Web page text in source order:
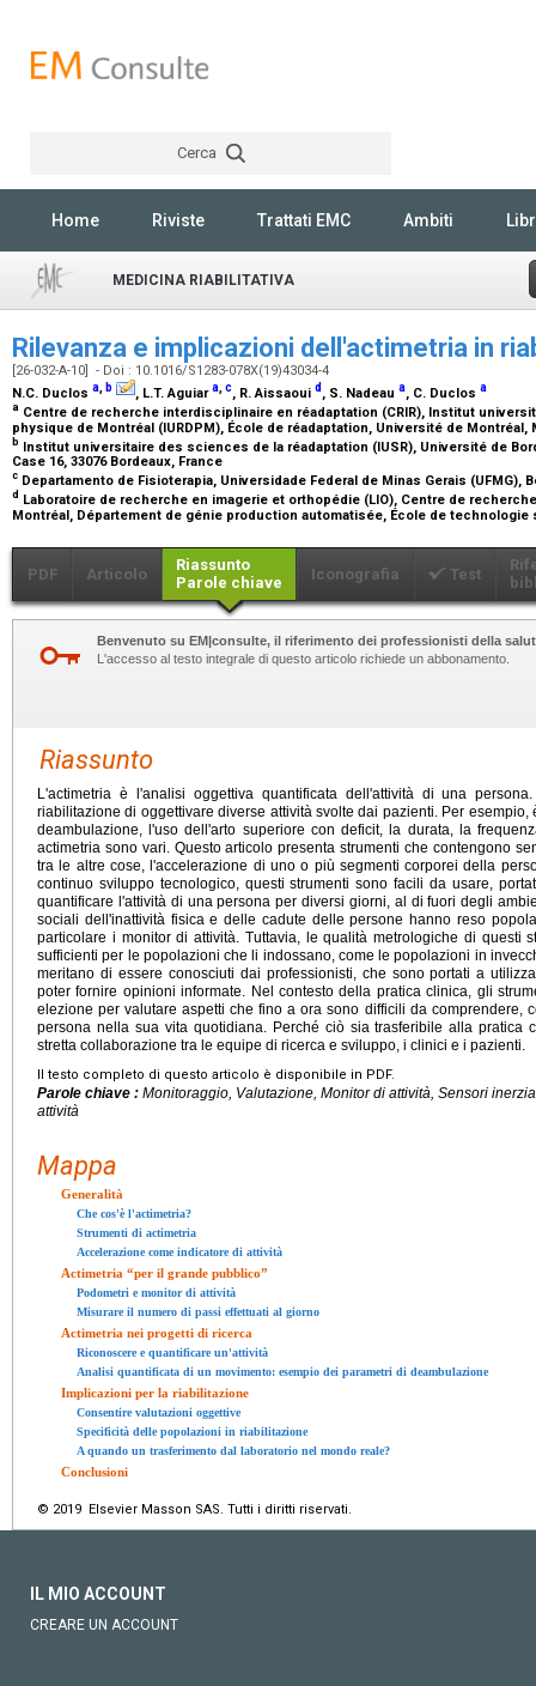
Cerca
Home Riviste Trattati EMC Ambiti
MEDICINA RIABILITATIVA
Rilevanza e implicazioni dell'actimetria in
[26-032-A-10] - Doi : 10.1016/S1283-078X(19)43034-4
N.C. Duclos a, b , L.T. Aguiara,c, R. Aissaoui d , S. Nadeau a, C. Duclos a
a Centre de recherche interdisciplinaire en réadaptation (CRIR), Institut
physique de Montréal (IURDPM), École de réadaptation, Université de Montréal,
b Institut universitaire des sciences de la réadaptation (IUSR), Université de
Case 16, 33076 Bordeaux, France
c Departamento de Fisioterapia, Universidade Federal de Minas Gerais (UFMG),
d Laboratoire de recherche en imagerie et orthopédie (LIO), Centre de
Montréal, Département de génie production automatisée, École de technologie
PDF Articolo
Riassunto
Parole chiave
Iconografia Test
Benvenuto su EM|consulte, il riferimento dei professionisti della
L'accesso al testo integrale di questo articolo richiede un abbonamento.
Riassunto
L'actimetria è l'analisi oggettiva quantificata dell'attività di una
riabilitazione di oggettivare diverse attività svolte dai pazienti. Per
deambulazione, l'uso dell'arto superiore con deficit, la durata, la
actimetria sono vari. Questo articolo presenta strumenti che contengono
tra le altre cose, l'accelerazione di uno o più segmenti corporei della
continuo sviluppo tecnologico, questi strumenti sono facili da usare,
quantificare l'attività di una persona per diversi giorni, al di fuori degli
sociali dell'inattività fisica e delle cadute delle persone hanno reso
particolare i monitor di attività. Tuttavia, le qualità metrologiche di questi
sufficienti per le popolazioni che li indossano, come le popolazioni in
meritano di essere conosciuti dai professionisti, che sono portati a
poter fornire opinioni informate. Nel contesto della pratica clinica, gli
elezione per valutare aspetti che fino a ora sono difficili da comprendere,
persona nella sua vita quotidiana. Perché ciò sia trasferibile alla pratica
stretta collaborazione tra le equipe di ricerca e sviluppo, i clinici e i pazienti.
Il testo completo di questo articolo è disponibile in PDF.
Parole chiave : Monitoraggio, Valutazione, Monitor di attività, Sensori
attività
Mappa
Generalità
Che cos'è l'actimetria?
Strumenti di actimetria
Accelerazione come indicatore di attività
Actimetria “per il grande pubblico”
Podometri e monitor di attività
Misurare il numero di passi effettuati al giorno
Actimetria nei progetti di ricerca
Riconoscere e quantificare un'attività
Analisi quantificata di un movimento: esempio dei parametri di deambulazione
Implicazioni per la riabilitazione
Consentire valutazioni oggettive
Specificità delle popolazioni in riabilitazione
A quando un trasferimento dal laboratorio nel mondo reale?
Conclusioni
© 2019 Elsevier Masson SAS. Tutti i diritti riservati.
IL MIO ACCOUNT
CREARE UN ACCOUNT